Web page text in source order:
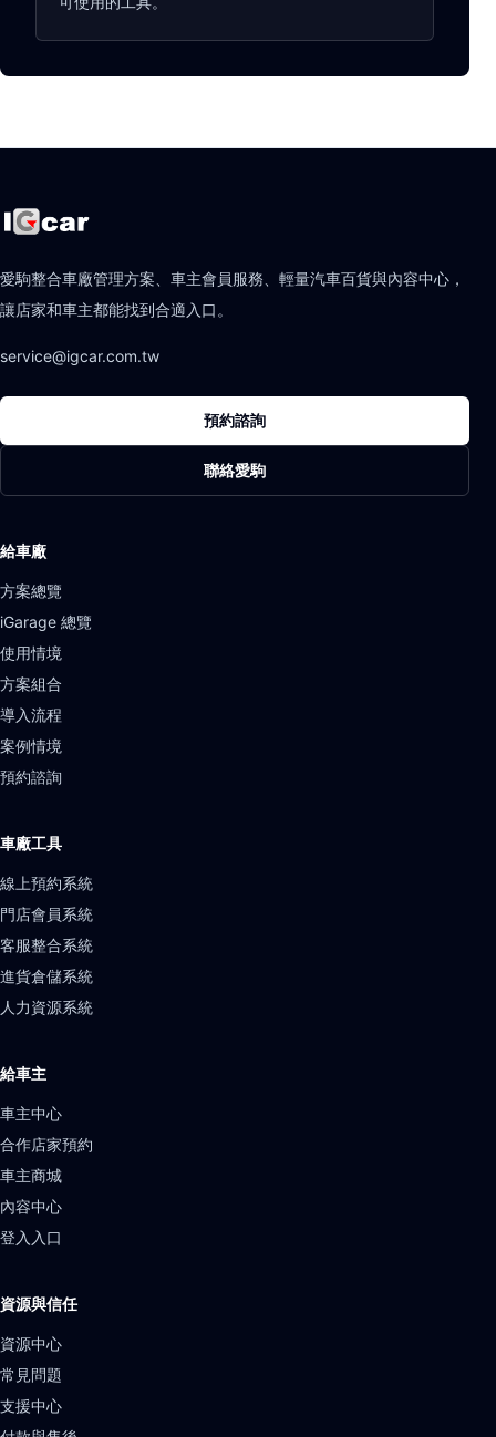
愛駒整合車廠管理方案、車主會員服務、輕量汽車百貨與內容中心，
讓店家和車主都能找到合適入口。
service@igcar.com.tw
預約諮詢
聯絡愛駒
給車廠
方案總覽
iGarage 總覽
使用情境
方案組合
導入流程
案例情境
預約諮詢
車廠工具
線上預約系統
門店會員系統
客服整合系統
進貨倉儲系統
人力資源系統
給車主
車主中心
合作店家預約
車主商城
內容中心
登入入口
資源與信任
資源中心
常見問題
支援中心